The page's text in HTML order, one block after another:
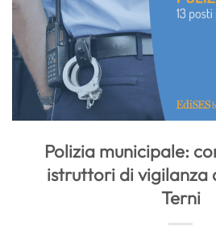
Polizia municipale:
istruttori di vigilanza
Terni